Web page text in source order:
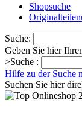
Shopsuche
Suche:
Geben Sie hier
>Suche :
Hilfe zu der Suche
Suchen Sie hier